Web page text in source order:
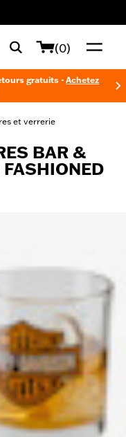
(0)
gratuits - Achetez
et verrerie
BAR &